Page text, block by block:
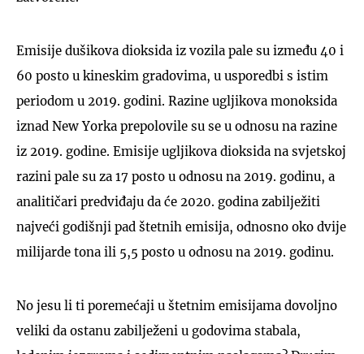
Emisije dušikova dioksida iz vozila pale su između 40 i
60 posto u kineskim gradovima, u usporedbi s istim
periodom u 2019. godini. Razine ugljikova monoksida
iznad New Yorka prepolovile su se u odnosu na razine
iz 2019. godine. Emisije ugljikova dioksida na svjetskoj
razini pale su za 17 posto u odnosu na 2019. godinu, a
analitičari predviđaju da će 2020. godina zabilježiti
najveći godišnji pad štetnih emisija, odnosno oko dvije
milijarde tona ili 5,5 posto u odnosu na 2019. godinu.
No jesu li ti poremećaji u štetnim emisijama dovoljno
veliki da ostanu zabilježeni u godovima stabala,